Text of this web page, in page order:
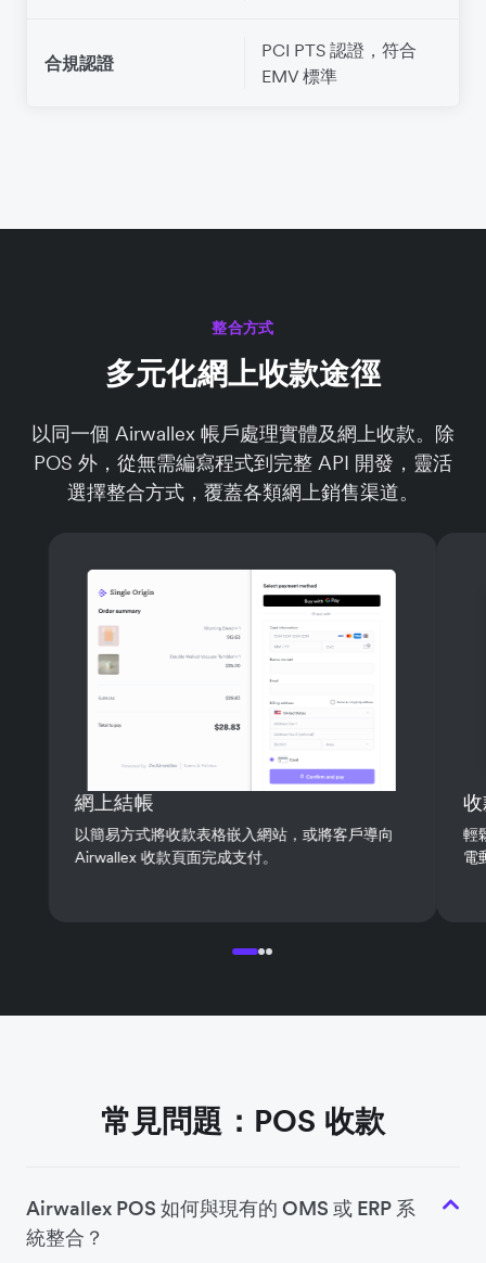
合規認證
PCI PTS 認證，符合
EMV 標準
整合方式
多元化網上收款途徑
以同一個 Airwallex 帳戶處理實體及網上收款。除
POS 外，從無需編寫程式到完整 API 開發，靈活
選擇整合方式，覆蓋各類網上銷售渠道。
網上結帳
以簡易方式將收款表格嵌入網站，或將客戶導向
Airwallex 收款頁面完成支付。
輕
電
常見問題：POS 收款
Airwallex POS 如何與現有的 OMS 或 ERP 系
統整合？